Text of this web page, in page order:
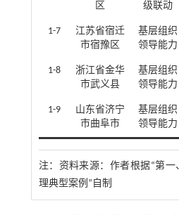
区
级联动
1-7
江苏省宿迁
市宿豫区
基层组织
领导能力
1-8
浙江省金华
市武义县
基层组织
领导能力
1-9
山东省济宁
市曲阜市
基层组织
领导能力
注： 资料来源：作者根据“第
理典型案例”自制